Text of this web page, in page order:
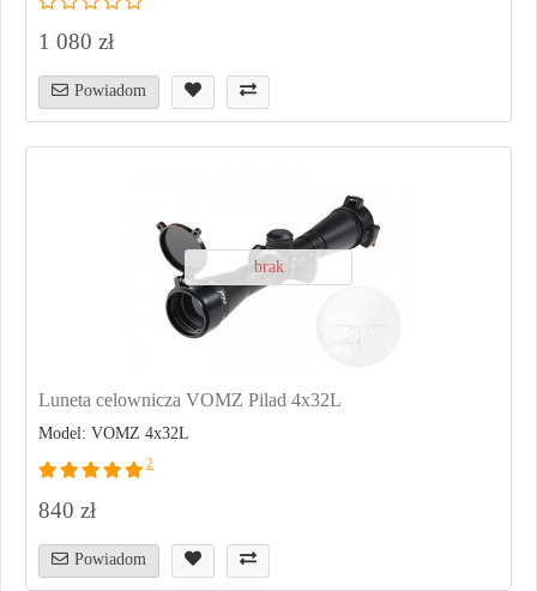
1 080 zł
Powiadom
brak
Luneta celownicza VOMZ Pilad 4x32L
Model: VOMZ 4x32L
2
840 zł
Powiadom